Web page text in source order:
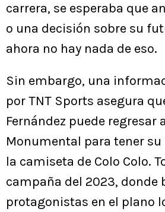
carrera, se esperaba que
o una decisión sobre su
ahora no hay nada de eso.
Sin embargo, una
por TNT Sports asegura
Fernández puede regresar
Monumental para tener
la camiseta de Colo Colo.
campaña del 2023, donde
protagonistas en el plano